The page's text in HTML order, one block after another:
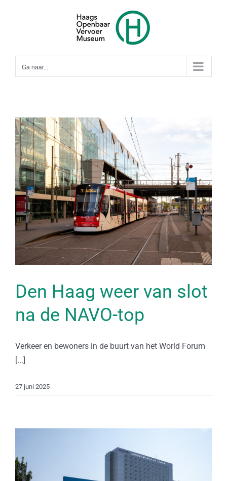
Ga naar...
Den Haag weer van slot
na de NAVO-top
Verkeer en bewoners in de buurt van het World Forum
[...]
27 juni 2025